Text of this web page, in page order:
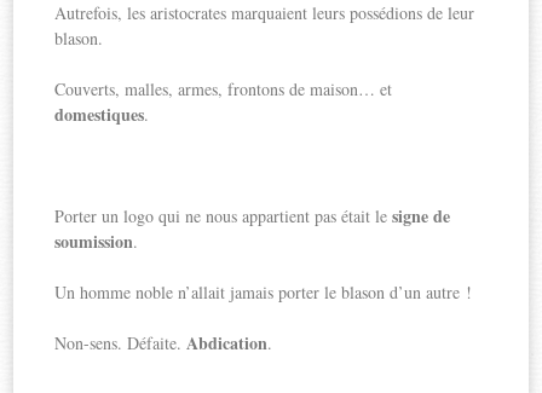
Autrefois, les aristocrates marquaient leurs possédions de leur
blason.
Couverts, malles, armes, frontons de maison… et
domestiques.
Porter un logo qui ne nous appartient pas était lesigne de
soumission.
Un homme noble n’allait jamais porter le blason d’un autre !
Non-sens. Défaite.Abdication.